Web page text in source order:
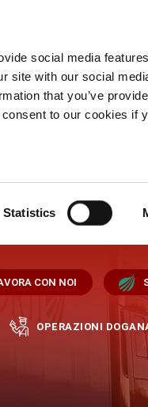
social media
site with our social
that you’ve
to our cookies if
Statistics
CON NOI
OPERAZIONI